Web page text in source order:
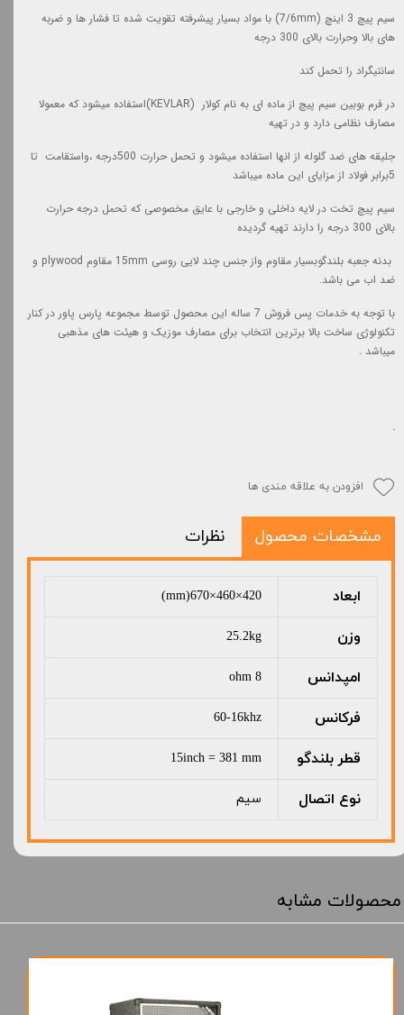
سیم پیچ 3 اینچ
(7/6mm) با مواد بسیار پیشرفته تقویت شده تا فشار ها و ضربه
های بالا وحرارت بالای 300 درجه
سانتیگراد را تحمل کند
در فرم بوبین سیم پیچ از ماده ای به نام کولار (KEVLAR)استفاده میشود که معمولا
مصارف نظامی دارد و در تهیه
جلیقه های ضد گلوله از انها استفاده میشود و تحمل حرارت 500درجه
،واستقامت تا
5برابر فولاد از مزایای این ماده میباشد
سیم پیچ تخت در لایه داخلی و خارجی با عایق مخصوصی که تحمل درجه حرارت
بالای 300 درجه را دارند تهیه گردیده
بدنه جعبه بلندگوبسیار مقاوم واز جنس چند لایی روسی 15mm مقاوم plywood و
ضد اب می باشد.
با توجه به خدمات پس فروش 7 ساله این محصول توسط مجموعه پارس پاور در کنار
تکنولوژی ساخت بالا برترین انتخاب برای مصارف موزیک و هیئت های مذهبی
میباشد
افزودن به علاقه مندی ها
مشخصات محصول نظرات
ابعاد 420×460×670(mm)
وزن 25.2kg
امپدانس 8 ohm
فرکانس 60-16khz
قطر بلندگو 15inch = 381 mm
نوع اتصال سیم
محصولات مشابه